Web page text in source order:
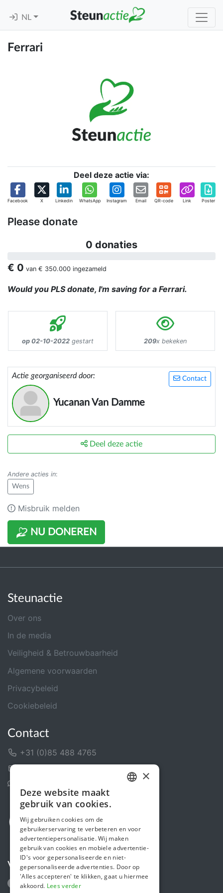
NL
Ferrari
Deel deze actie via:
Facebook X Linkedin WhatsApp Instagram Email QR-code Link Poster
Please donate
0 donaties
€ 0 van € 350.000 ingezameld
Would you PLS donate, I'm saving for a Ferrari.
op 02-10-2022 gestart 209x bekeken
Contact
Actie georganiseerd door:
Yucanan Van Damme
NU DONEREN
Deel deze actie
Andere acties in:
Wens
Misbruik melden
Steunactie
Over ons
In de media
Veiligheid & Betrouwbaarheid
Algemene voorwaarden
Privacybeleid
Cookiebeleid
Contact
+31 (0)85 488 4765
Volg ons
ENGLISH
×
Deze website maakt
gebruik van cookies.
Wij gebruiken cookies om de
gebruikerservaring te verbeteren en voor
advertentiepersonalisatie. Wij maken
gebruik van cookies en mobiele advertentie-
ID's voor gepersonaliseerde en niet-
gepersonaliseerde advertenties. Door op
'Alles accepteren' te klikken, gaat u hiermee
akkoord. Lees verder